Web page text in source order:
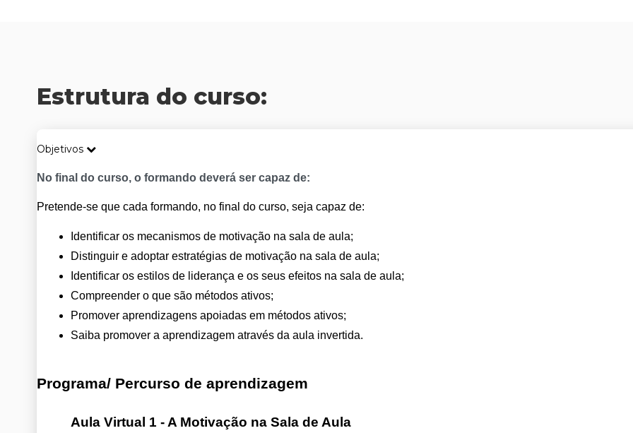
Estrutura do curso:
Objetivos
No final do curso, o formando deverá ser capaz de:
Pretende-se que cada formando, no final do curso, seja capaz de:
Identificar os mecanismos de motivação na sala de aula;
Distinguir e adoptar estratégias de motivação na sala de aula;
Identificar os estilos de liderança e os seus efeitos na sala de aula;
Compreender o que são métodos ativos;
Promover aprendizagens apoiadas em métodos ativos;
Saiba promover a aprendizagem através da aula invertida.
Programa/ Percurso de aprendizagem
Aula Virtual 1 - A Motivação na Sala de Aula